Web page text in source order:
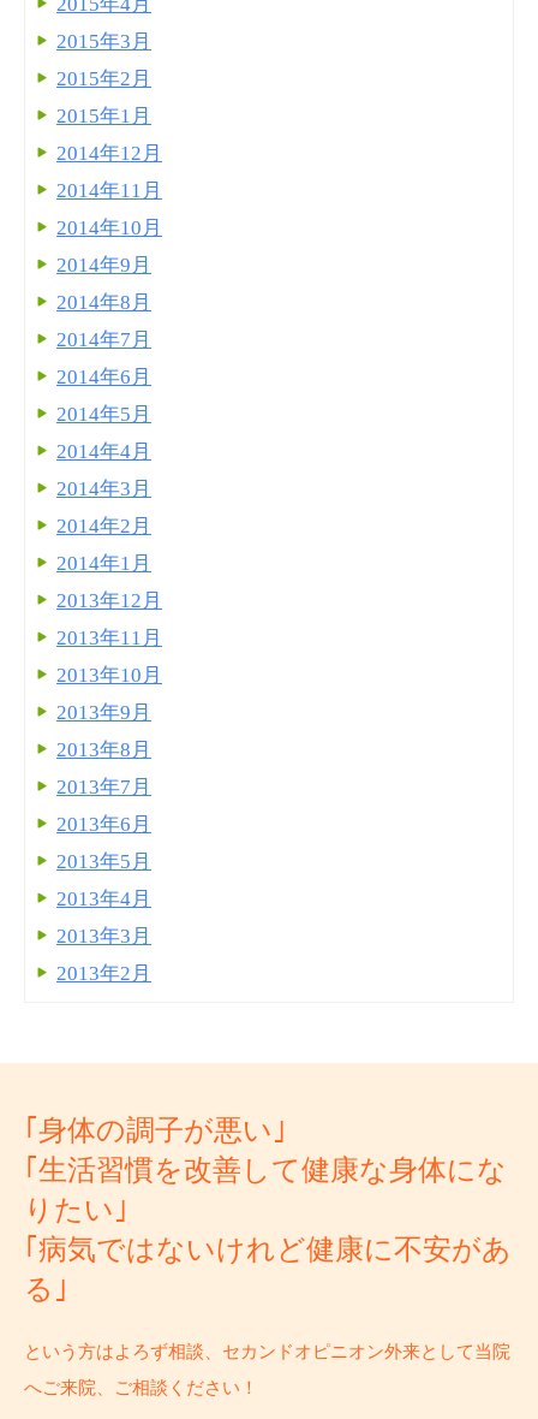
2015年3月
2015年2月
2015年1月
2014年12月
2014年11月
2014年10月
2014年9月
2014年8月
2014年7月
2014年6月
2014年5月
2014年4月
2014年3月
2014年2月
2014年1月
2013年12月
2013年11月
2013年10月
2013年9月
2013年8月
2013年7月
2013年6月
2013年5月
2013年4月
2013年3月
2013年2月
｢身体の調子が悪い｣
｢生活習慣を改善して健康な身体にな
りたい｣
｢病気ではないけれど健康に不安があ
る｣
という方はよろず相談、セカンドオピニオン外来として当院
へご来院、ご相談ください！